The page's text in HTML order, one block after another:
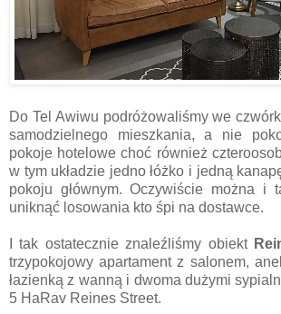
Do Tel Awiwu podróżowaliśmy we
samodzielnego mieszkania, a nie
pokoje hotelowe choć również
w tym układzie jedno łóżko i jedną
pokoju głównym. Oczywiście można i
uniknąć losowania kto śpi na dostawce.
I tak ostatecznie znaleźliśmy obiekt
trzypokojowy apartament z salonem,
łazienką z wanną i dwoma dużymi
5 HaRav Reines Street.